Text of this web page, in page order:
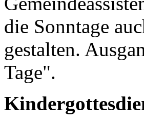
die Sonntage
gestalten.
Tage".